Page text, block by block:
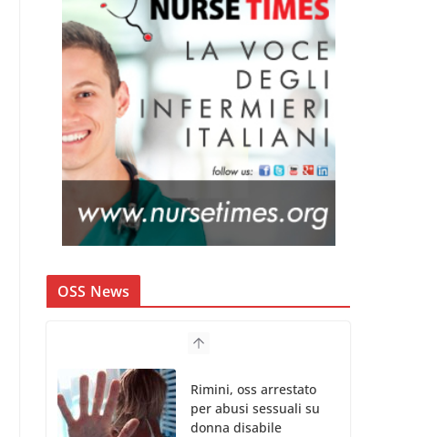
OSS News
Rimini, oss arrestato
per abusi sessuali su
donna disabile